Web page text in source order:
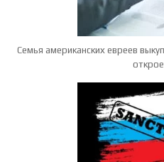
Семья американских евреев